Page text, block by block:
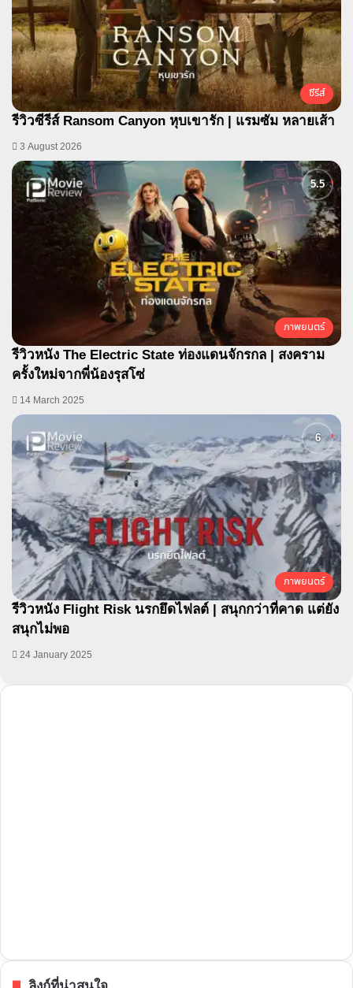
ซีรีส์
รีวิวซีรีส์ Ransom Canyon หุบเขารัก | แรมซัม หลายเส้า
3 August 2026
ภาพยนตร์
รีวิวหนัง The Electric State ท่องแดนจักรกล | สงคราม
ครั้งใหม่จากพี่น้องรุสโซ่
14 March 2025
ภาพยนตร์
รีวิวหนัง Flight Risk นรกยึดไฟลต์ | สนุกกว่าที่คาด แต่ยัง
สนุกไม่พอ
24 January 2025